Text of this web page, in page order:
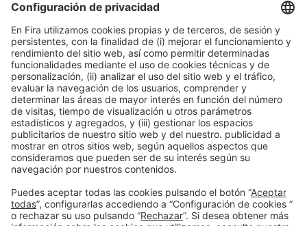
Ponentes
SPEAKER
Cinta Bosch
Gerente de Sostenibilidad
AECOC